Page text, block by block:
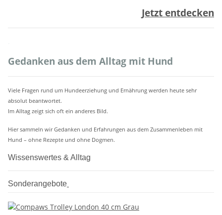
Jetzt entdecken
Gedanken aus dem Alltag mit Hund
Viele Fragen rund um Hundeerziehung und Ernährung werden heute sehr
absolut beantwortet.
Im Alltag zeigt sich oft ein anderes Bild.
Hier sammeln wir Gedanken und Erfahrungen aus dem Zusammenleben mit
Hund – ohne Rezepte und ohne Dogmen.
Wissenswertes & Alltag
Sonderangebote